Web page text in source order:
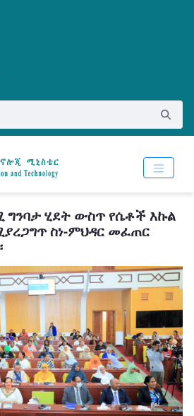
ሂደት ውስጥ የሴቶች እኩል
ስነ-ምህዳር መፈጠር